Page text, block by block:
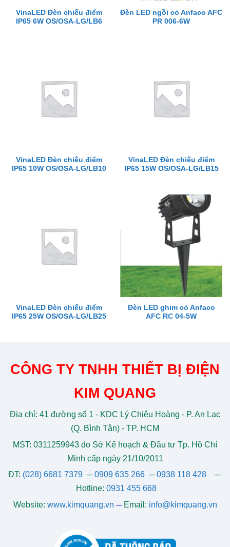
VinaLED Đèn chiếu điểm
IP65 6W OS/OSA-LG/LB6
Đèn LED ngồi cỏ Anfaco AFC
PR 006-6W
VinaLED Đèn chiếu điểm
IP65 10W OS/OSA-LG/LB10
VinaLED Đèn chiếu điểm
IP65 15W OS/OSA-LG/LB15
VinaLED Đèn chiếu điểm
IP65 25W OS/OSA-LG/LB25
Đèn LED ghim cỏ Anfaco
AFC RC 04-5W
CÔNG TY TNHH THIẾT BỊ ĐIỆN
KIM QUANG
Địa chỉ: 41 đường số 1 - KDC Lý Chiêu Hoàng - P. An Lạc
(Q. Bình Tân) - TP. HCM
MST: 0311259943 do Sở Kế hoạch & Đầu tư Tp. Hồ Chí
Minh cấp ngày 21/10/2011
ĐT: (028) 6681 7379 ─0909 635 266─0938 118 428─
Hotline: 0931 455 668
Website: www.kimquang.vn ─ Email: info@kimquang.vn